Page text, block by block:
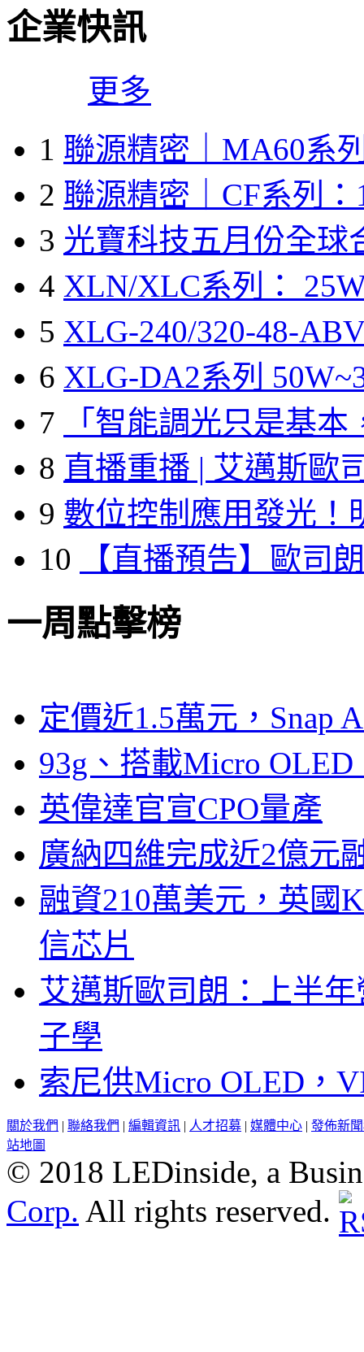
企業快訊
更多
1 聯源精密｜MA60系
2 聯源精密｜CF系列：
3 光寶科技五月份全球
4 XLN/XLC系列：
5 XLG-240/320-48-
6 XLG-DA2系列
7
「智能調光只是基本
8 直播重播 | 艾邁斯歐
9 數位控制應用發光！
10
【直播預告】歐司
一周點擊榜
定價近1.5萬元，Snap
93g、搭載Micro
英偉達官宣CPO量產
廣納四維完成近2億元
融資210萬美元，英國
信芯片
艾邁斯歐司朗：上半
子學
索尼供Micro OLED，
關於我們 | 聯絡我們 | 編輯資訊 | 人才招募 | 媒體中心 | 發佈新
站地圖
© 2018 LEDinside, a
Corp. All rights reserved.